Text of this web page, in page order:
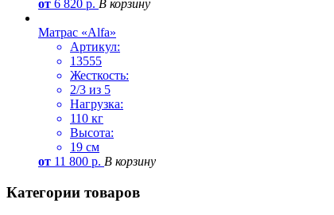
от 6 820 р. В корзину
Матрас «Alfa»
Артикул:
13555
Жесткость:
2/3 из 5
Нагрузка:
110 кг
Высота:
19 см
от 11 800 р. В корзину
Категории товаров